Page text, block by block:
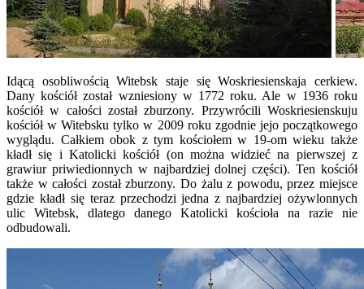
Idącą osobliwością Witebsk staje się Woskriesienskaja cerkiew.
Dany kościół został wzniesiony w 1772 roku. Ale w 1936 roku
kościół w całości został zburzony. Przywrócili Woskriesienskuju
kościół w Witebsku tylko w 2009 roku zgodnie jejo początkowego
wyglądu. Całkiem obok z tym kościołem w 19-om wieku także
kładł się i Katolicki kościół (on można widzieć na pierwszej z
grawiur priwiedionnych w najbardziej dolnej części). Ten kościół
także w całości został zburzony. Do żalu z powodu, przez miejsce
gdzie kładł się teraz przechodzi jedna z najbardziej ożywlonnych
ulic Witebsk, dlatego danego Katolicki kościoła na razie nie
odbudowali.